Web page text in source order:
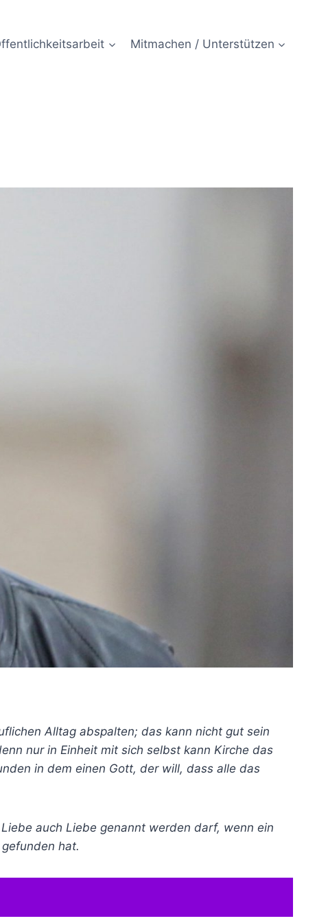
Mitmachen / Unterstützen
Alltag abspalten; das kann nicht gut sein
nur in Einheit mit sich selbst kann Kirche das
in dem einen Gott, der will, dass alle das
auch Liebe genannt werden darf, wenn ein
hat.